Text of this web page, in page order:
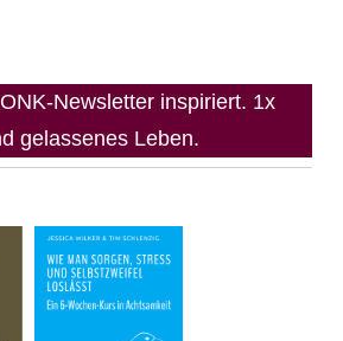
Newsletter inspiriert. 1x
gelassenes Leben.